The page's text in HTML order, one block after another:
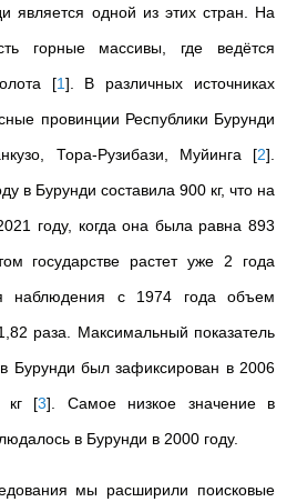
является одной из этих стран. На
горные массивы, где ведётся
[1] . В различных источниках
провинции Республики Бурунди
Тора-Рузибази, Муйинга [2]
в Бурунди составила 900 кг, что на
году, когда она была равна 893
государстве растет уже 2 года
наблюдения с 1974 года объем
раза. Максимальный показатель
Бурунди был зафиксирован в 2006
кг [3] . Самое низкое значение в
в Бурунди в 2000 году.
мы расширили поисковые